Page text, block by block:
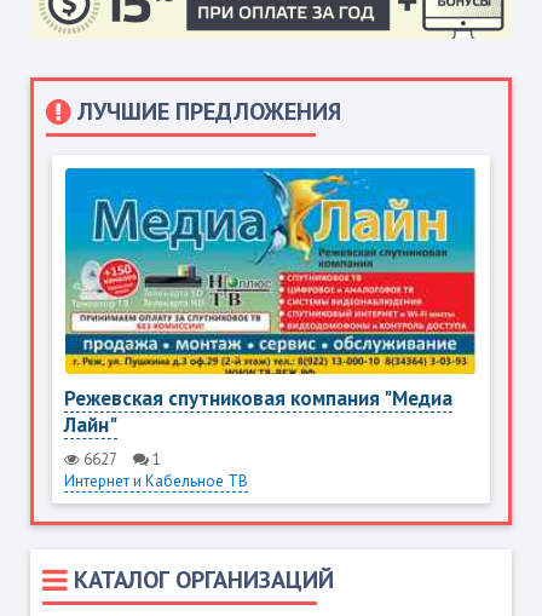
ЛУЧШИЕ ПРЕДЛОЖЕНИЯ
Режевская спутниковая компания "Медиа
Лайн"
6627
1
Интернет и Кабельное ТВ
КАТАЛОГ ОРГАНИЗАЦИЙ